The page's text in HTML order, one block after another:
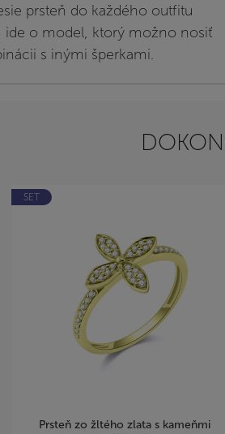
prsteň do každého outfitu
o model, ktorý možno nosiť
s inými šperkami.
SET
Prsteň zo žltého zlata s kameňmi